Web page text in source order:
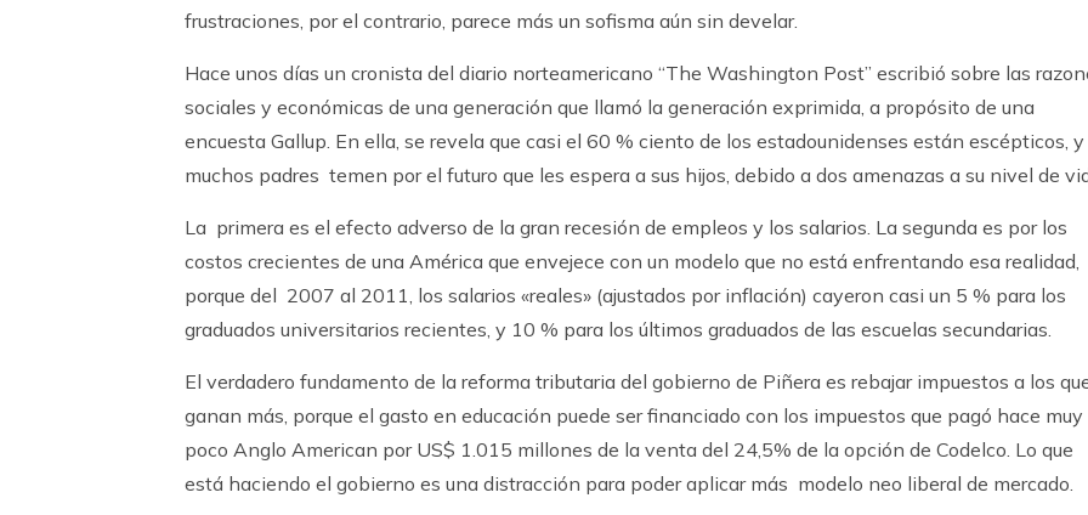
frustraciones, por el contrario, parece más un sofisma aún sin develar.
Hace unos días un cronista del diario norteamericano “The Washington Post” escribió sobre las
sociales y económicas de una generación que llamó la generación exprimida, a propósito de una
encuesta Gallup. En ella, se revela que casi el 60 % ciento de los estadounidenses están escépticos, y
muchos padres temen por el futuro que les espera a sus hijos, debido a dos amenazas a su nivel de
La primera es el efecto adverso de la gran recesión de empleos y los salarios. La segunda es por los
costos crecientes de una América que envejece con un modelo que no está enfrentando esa realidad,
porque del 2007 al 2011, los salarios «reales» (ajustados por inflación) cayeron casi un 5 % para los
graduados universitarios recientes, y 10 % para los últimos graduados de las escuelas secundarias.
El verdadero fundamento de la reforma tributaria del gobierno de Piñera es rebajar impuestos a los
ganan más, porque el gasto en educación puede ser financiado con los impuestos que pagó hace muy
poco Anglo American por US$ 1.015 millones de la venta del 24,5% de la opción de Codelco. Lo que
está haciendo el gobierno es una distracción para poder aplicar más modelo neo liberal de mercado.